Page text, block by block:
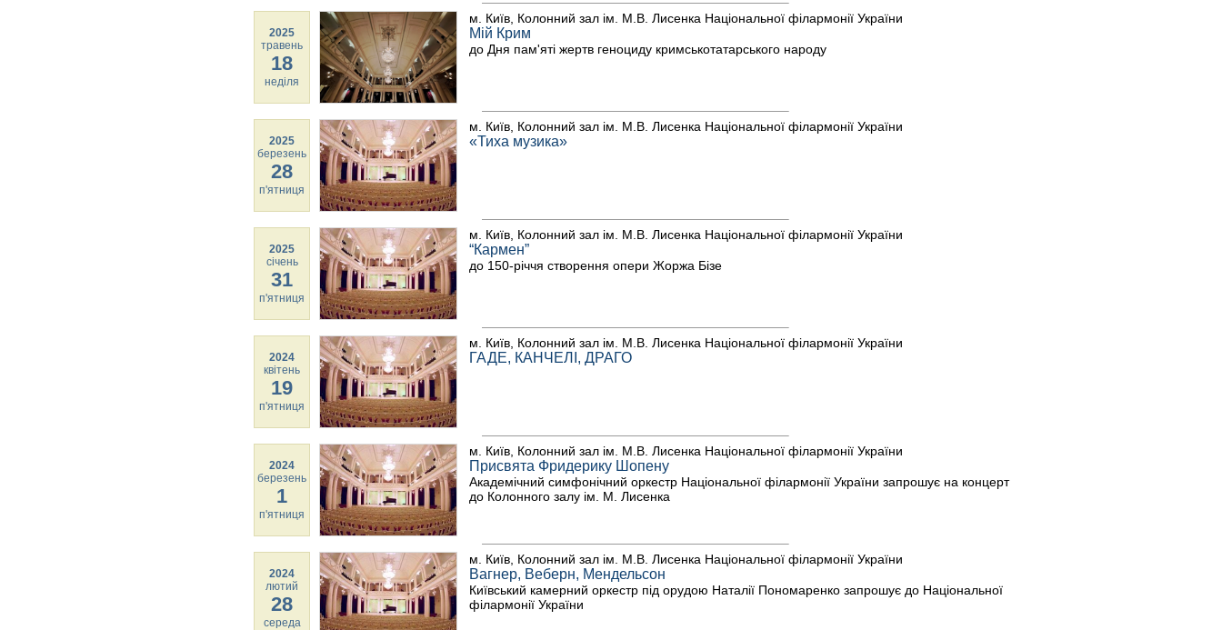
2025
травень
18
неділя
м. Київ, Колонний зал ім. М.В. Лисенка Національної філармонії України
Мій Крим
до Дня пам'яті жертв геноциду кримськотатарського народу
2025
березень
28
п'ятниця
м. Київ, Колонний зал ім. М.В. Лисенка Національної філармонії України
«Тиха музика»
2025
січень
31
п'ятниця
м. Київ, Колонний зал ім. М.В. Лисенка Національної філармонії України
“Кармен”
до 150-річчя створення опери Жоржа Бізе
2024
квітень
19
п'ятниця
м. Київ, Колонний зал ім. М.В. Лисенка Національної філармонії України
ГАДЕ, КАНЧЕЛІ, ДРАГО
2024
березень
1
п'ятниця
м. Київ, Колонний зал ім. М.В. Лисенка Національної філармонії України
Присвята Фридерику Шопену
Академічний симфонічний оркестр Національної філармонії України запрошує на концерт
до Колонного залу ім. М. Лисенка
2024
лютий
28
середа
м. Київ, Колонний зал ім. М.В. Лисенка Національної філармонії України
Вагнер, Веберн, Мендельсон
Київський камерний оркестр під орудою Наталії Пономаренко запрошує до Національної
філармонії України